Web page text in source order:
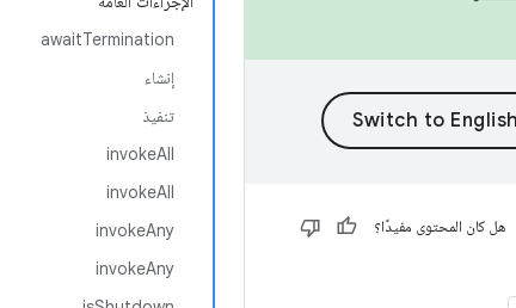
awaitTermination
إنشاء
تنفيذ
invokeAll
invokeAll
invokeAny
invokeAny
هل كان المحتوى مفيدًا؟